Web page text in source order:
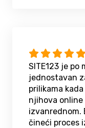
SITE123 je po
jednostavan
prilikama
njihova online
izvanrednom.
čineći proces